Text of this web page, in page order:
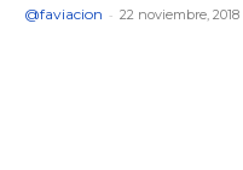
@faviacion - 22 noviembre, 2018